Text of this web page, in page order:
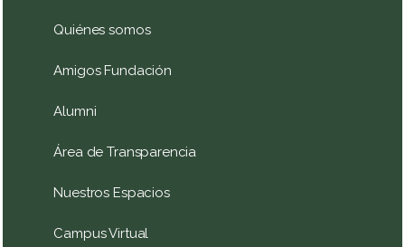
Quiénes somos
Amigos Fundación
Alumni
Área de Transparencia
Nuestros Espacios
Campus Virtual